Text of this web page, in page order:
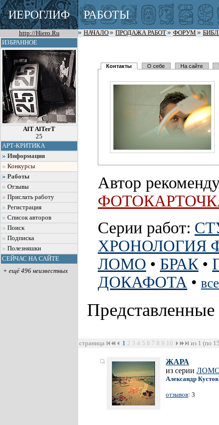
ИЕРОГЛИФ РАБОТЫ
http://Hiero.Ru НАЧАЛО ПРОДАЖА РАБОТ ФОРУМ
ИЗБРАННОЕ
AlT AlTerT
25
АРТ-КРИТИКА
Информация
Конкурсы
Работы
Отзывы
Прислать работу
Регистрация
Список авторов
Поиск
Подписка
Полезняшки
СЕЙЧАС НА САЙТЕ
+ ещё 496 неизвестных
Контакты О себе На сайте
Автор
Серии работ:
ХРОНОЛОГИЯ
ЛОМО • БРАК •
ДОКАФОТА •
страница 1 2 3 4 5 6 7 8 9 10 из 1 (по
ЖАРА
из серии
Александр Кустов
отзывов: 3